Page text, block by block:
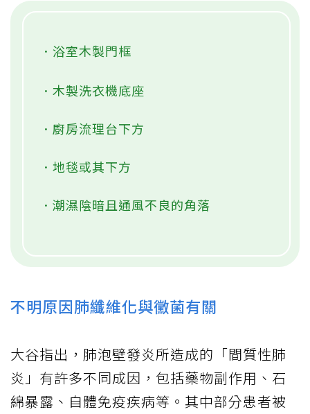
．浴室木製門框
．木製洗衣機底座
．廚房流理台下方
．地毯或其下方
．潮濕陰暗且通風不良的角落
不明原因肺纖維化與黴菌有關
大谷指出，肺泡壁發炎所造成的「間質性肺
炎」有許多不同成因，包括藥物副作用、石
綿暴露、自體免疫疾病等。其中部分患者被